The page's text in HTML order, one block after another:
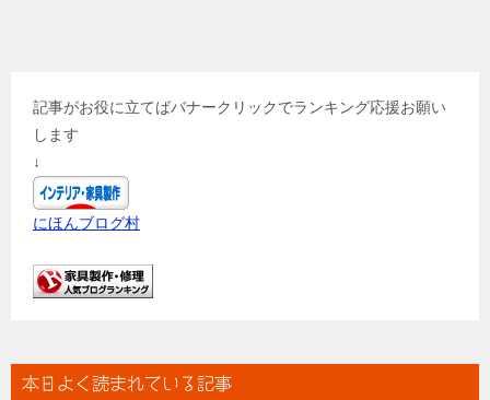
記事がお役に立てばバナークリックでランキング応援お願い
します
↓
にほんブログ村
本日よく読まれている記事